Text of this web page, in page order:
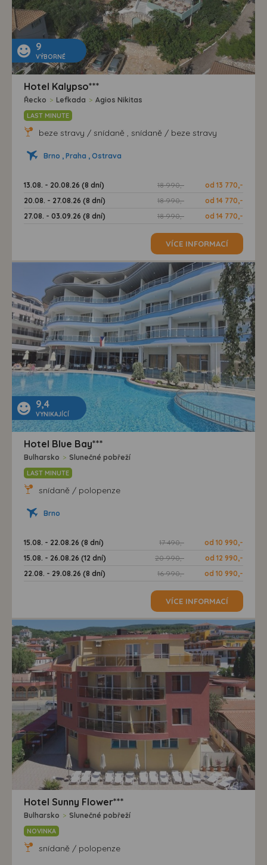
9
VÝBORNÉ
Hotel Kalypso***
Řecko > Lefkada > Agios Nikitas
LAST MINUTE
beze stravy / snídaně , snídaně / beze stravy
Brno , Praha , Ostrava
13.08. - 20.08.26 (8 dní) 18 990,-
od 13 770,-
20.08. - 27.08.26 (8 dní)
18 990,-
od 14 770,-
27.08. - 03.09.26 (8 dní)
18 990,- od 14 770,-
VÍCE INFORMACÍ
9,4
VYNIKAJÍCÍ
Hotel Blue Bay***
Bulharsko > Slunečné pobřeží
LAST MINUTE
snídaně / polopenze
Brno
15.08. - 22.08.26 (8 dní) 17 490,-
od 10 990,-
15.08. - 26.08.26 (12 dní)
20 990,-
od 12 990,-
22.08. - 29.08.26 (8 dní)
16 990,- od 10 990,-
VÍCE INFORMACÍ
Hotel Sunny Flower***
Bulharsko > Slunečné pobřeží
NOVINKA
snídaně / polopenze